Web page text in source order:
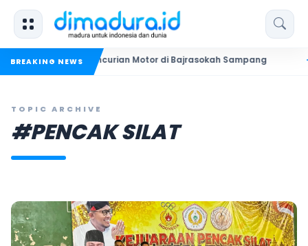
BREAKING NEWS
Pelaku Pencurian Motor di Bajrasokah Sampang 20
TOPIC ARCHIVE
#PENCAK SILAT